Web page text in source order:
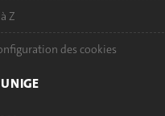
Z
des cookies